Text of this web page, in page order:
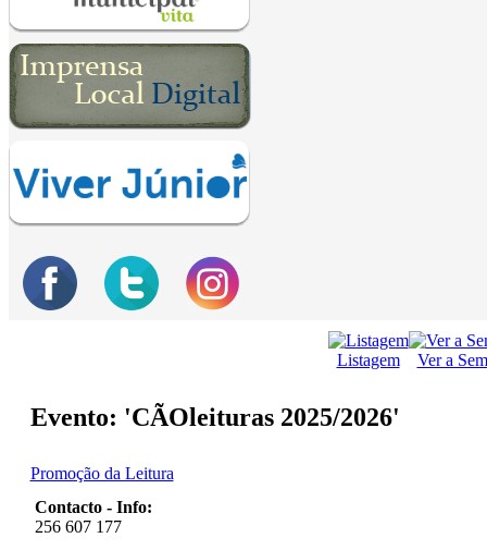
Listagem Ver a
Evento: 'CÃOleituras 2025/2026'
Promoção da Leitura
Contacto - Info:
256 607 177